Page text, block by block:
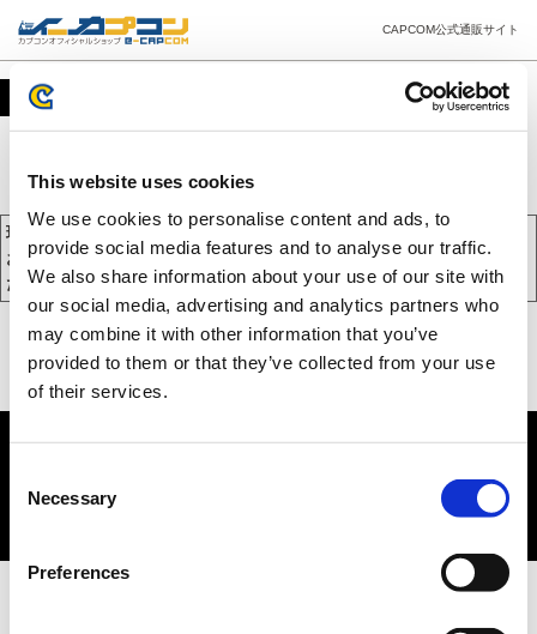
This website uses cookies
We use cookies to personalise content and ads, to
provide social media features and to analyse our traffic.
We also share information about your use of our site with
our social media, advertising and analytics partners who
may combine it with other information that you’ve
provided to them or that they’ve collected from your use
of their services.
Selection
Necessary
Preferences
CAPCOM公式通販サイト
カート
現在、カートには商品が入っておりません。
お買い物を続けるには下の 「お買い物を続ける」 をクリックしてく
ださい。